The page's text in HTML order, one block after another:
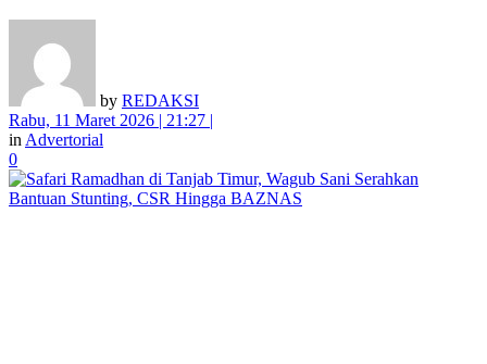
by REDAKSI
Rabu, 11 Maret 2026 | 21:27 |
in Advertorial
0